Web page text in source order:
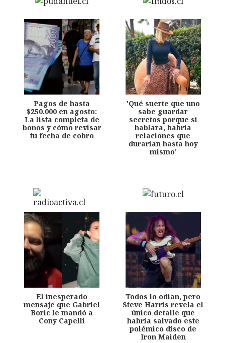
Pagos de hasta
$250.000 en agosto:
La lista completa de
bonos y cómo revisar
tu fecha de cobro
'Qué suerte que uno
sabe guardar
secretos porque si
hablara, habría
relaciones que
durarían hasta hoy
mismo'
El inesperado
mensaje que Gabriel
Boric le mandó a
Cony Capelli
Todos lo odian, pero
Steve Harris revela el
único detalle que
habría salvado este
polémico disco de
Iron Maiden